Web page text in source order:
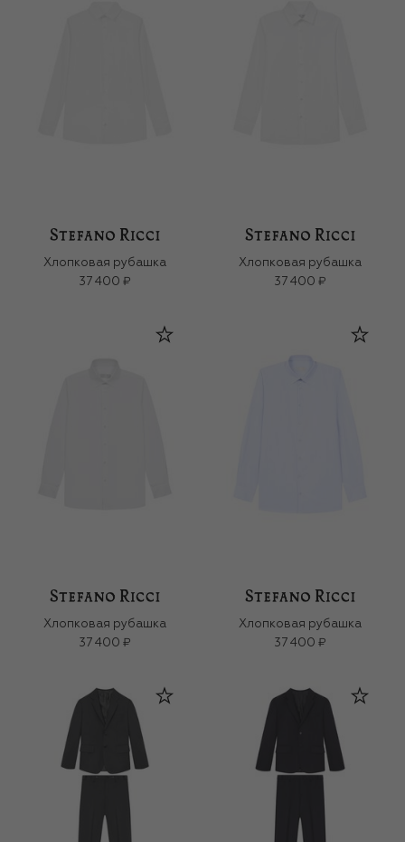
Хлопковая рубашка
37 400 ₽
Хлопковая рубашка
37 400 ₽
Хлопковая рубашка
37 400 ₽
Хлопковая рубашка
37 400 ₽